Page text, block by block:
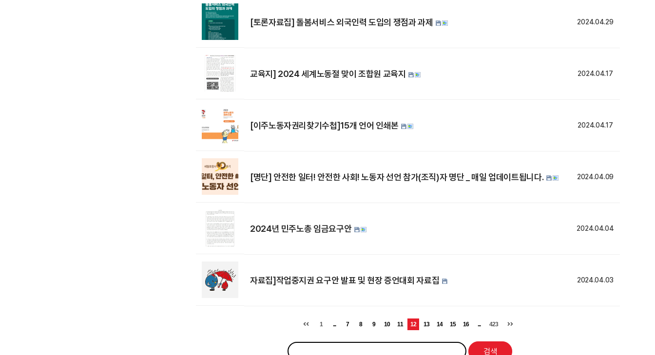
[토론자료집] 돌봄서비스 외국인력 도입의 쟁점과 과제 2024.04.29
교육지] 2024 세계노동절 맞이 조합원 교육지 2024.04.17
[이주노동자권리찾기수첩]15개 언어 인쇄본 2024.04.17
[명단] 안전한 일터! 안전한 사회! 노동자 선언 참가(조직)자 명단 _ 매일 업데이트됩니다. 2024.04.09
2024년 민주노총 임금요구안 2024.04.04
자료집]작업중지권 요구안 발표 및 현장 증언대회 자료집 2024.04.03
1 ... 7 8 9 10 11 12 13 14 15 16 ... 423
검색